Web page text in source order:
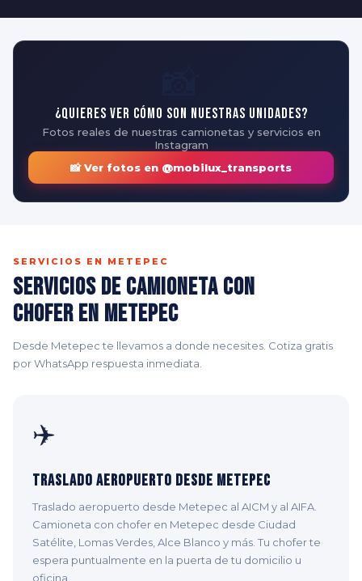
¿Quieres ver cómo son nuestras unidades?
Fotos reales de nuestras camionetas y servicios en
Instagram
📸 Ver fotos en @mobilux_transports
SERVICIOS EN METEPEC
Servicios de Camioneta con
Chofer en Metepec
Desde Metepec te llevamos a donde necesites. Cotiza gratis
por WhatsApp respuesta inmediata.
✈️
Traslado Aeropuerto desde Metepec
Traslado aeropuerto desde Metepec al AICM y al AIFA.
Camioneta con chofer en Metepec desde Ciudad
Satélite, Lomas Verdes, Alce Blanco y más. Tu chofer te
espera puntualmente en la puerta de tu domicilio u
oficina.